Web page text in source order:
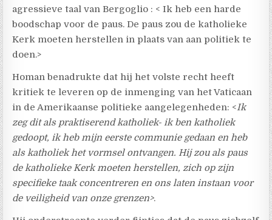
agressieve taal van Bergoglio : < Ik heb een harde
boodschap voor de paus. De paus zou de katholieke
Kerk moeten herstellen in plaats van aan politiek te
doen.>
Homan benadrukte dat hij het volste recht heeft
kritiek te leveren op de inmenging van het Vaticaan
in de Amerikaanse politieke aangelegenheden: <Ik
zeg dit als praktiserend katholiek- ik ben katholiek
gedoopt, ik heb mijn eerste communie gedaan en heb
als katholiek het vormsel ontvangen. Hij zou als paus
de katholieke Kerk moeten herstellen, zich op zijn
specifieke taak concentreren en ons laten instaan voor
de veiligheid van onze grenzen>.